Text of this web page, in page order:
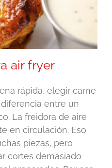
air fryer
rápida, elegir carne
entre un
La freidora de aire
en circulación. Eso
piezas, pero
cortes demasiado